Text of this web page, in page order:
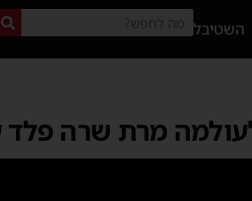
השטיבל
מרת שרה פלד